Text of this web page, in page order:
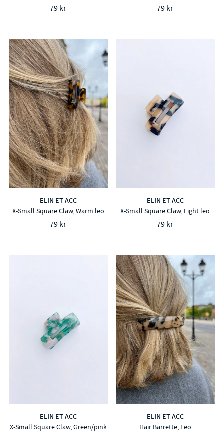
79 kr 79 kr
ELIN ET ACC
X-Small Square Claw, Warm leo
79 kr
ELIN ET ACC
X-Small Square Claw, Light leo
79 kr
ELIN ET ACC
X-Small Square Claw, Green/pink
ELIN ET ACC
Hair Barrette, Leo